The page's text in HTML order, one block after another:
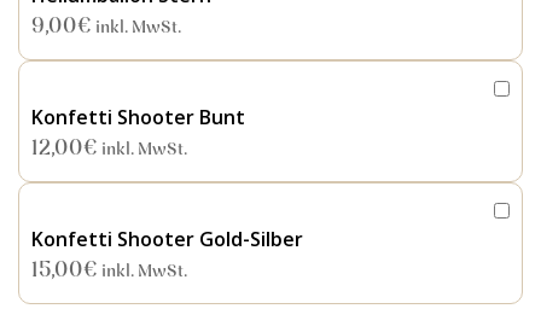
9,00€ inkl. MwSt.
Konfetti Shooter Bunt
12,00€ inkl. MwSt.
Konfetti Shooter Gold-Silber
15,00€ inkl. MwSt.